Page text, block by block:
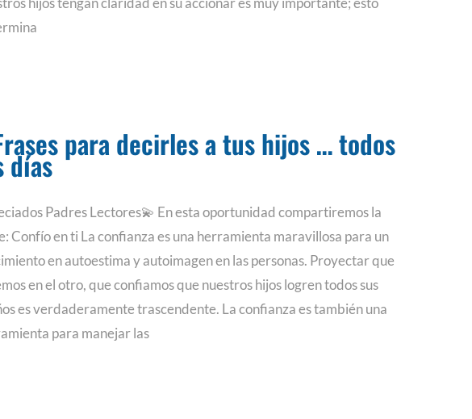
para decirles a tus hijos … todos
días
Padres Lectores💫 En esta oportunidad compartiremos la
Confío en ti La confianza es una herramienta maravillosa para un
en autoestima y autoimagen en las personas. Proyectar que
en el otro, que confiamos que nuestros hijos logren todos sus
es verdaderamente trascendente. La confianza es también una
para manejar las